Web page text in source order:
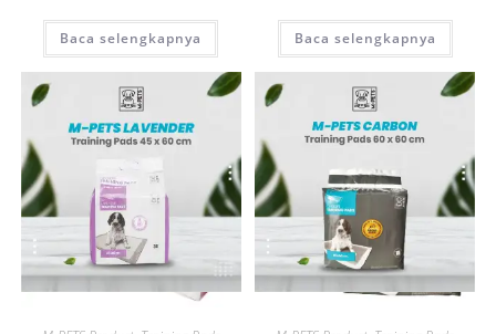
Baca selengkapnya Baca selengkapnya
Quick View Quick View